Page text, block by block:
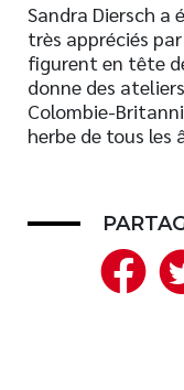
Témoignages
Vie pratique
Finances
Nouveautés
Meilleurs vendeurs
Page vedette
Sandra Diersch a
très appréciés
figurent en tête
donne des
Colombie-
herbe de tous les